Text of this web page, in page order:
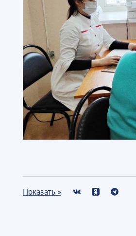
Показать »